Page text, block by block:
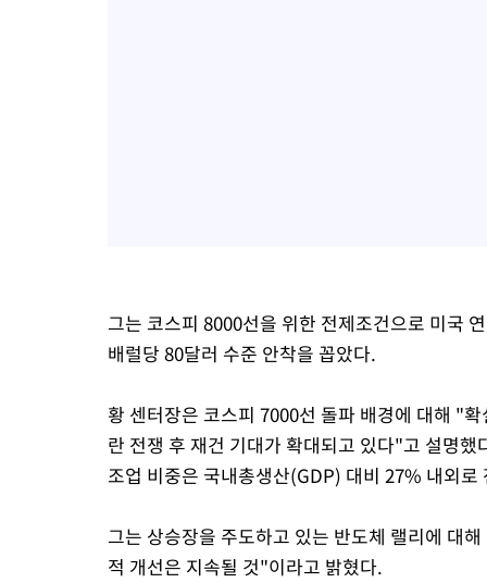
그는 코스피 8000선을 위한 전제조건으로 미국
배럴당 80달러 수준 안착을 꼽았다.
황 센터장은 코스피 7000선 돌파 배경에 대해 "
란 전쟁 후 재건 기대가 확대되고 있다"고 설명
조업 비중은 국내총생산(GDP) 대비 27% 내외
그는 상승장을 주도하고 있는 반도체 랠리에 대
적 개선은 지속될 것"이라고 밝혔다.